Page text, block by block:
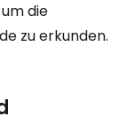
die
zu erkunden.